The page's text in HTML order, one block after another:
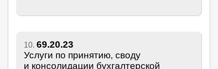
10. 69.20.23
Услуги по принятию, своду
и консолидации бухгалтерской